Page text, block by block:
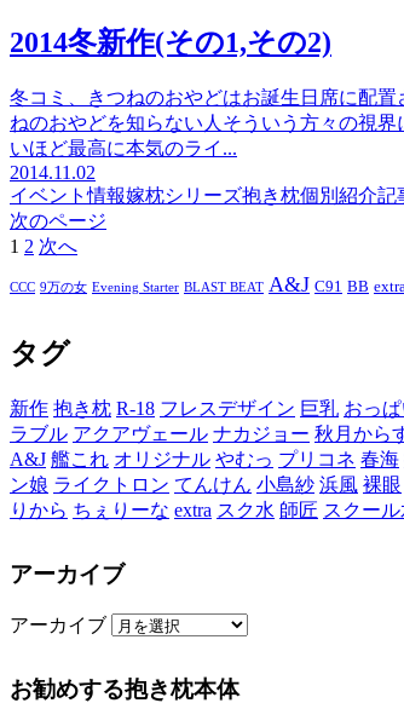
2014冬新作(その1,その2)
冬コミ、きつねのおやどはお誕生日席に配
ねのおやどを知らない人そういう方々の視
いほど最高に本気のライ...
2014.11.02
イベント情報嫁枕シリーズ抱き枕個別紹介記
次のページ
1 2 次へ
CCC 9万の女 Evening Starter BLAST BEAT A&J C91 BB extra
タグ
新作 抱き枕 R-18 フレスデザイン 巨乳 おっ
ラブル アクアヴェール ナカジョー 秋月から
A&J 艦これ オリジナル やむっ プリコネ 春海
ン娘 ライクトロン てんけん 小島紗 浜風 裸眼
りから ちぇりーな extra スク水 師匠 スクー
アーカイブ
アーカイブ
お勧めする抱き枕本体